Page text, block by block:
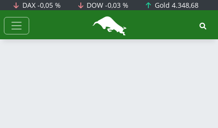
DAX -0,05 % DOW-0,03 % Gold 4.348,68
BörsenNEWS.de